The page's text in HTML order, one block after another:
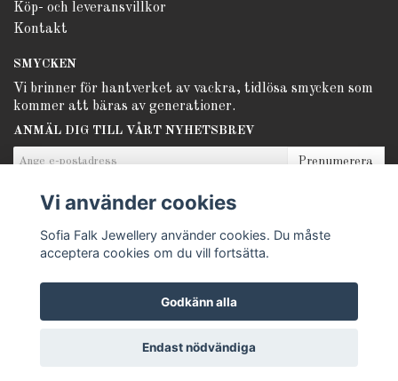
Köp- och leveransvillkor
Kontakt
SMYCKEN
Vi brinner för hantverket av vackra, tidlösa smycken som
kommer att bäras av generationer.
ANMÄL DIG TILL VÅRT NYHETSBREV
Prenumerera
© Copyright Sofia Falk Jewellery
Vi använder cookies
Sofia Falk Jewellery använder cookies. Du måste
acceptera cookies om du vill fortsätta.
Godkänn alla
Endast nödvändiga